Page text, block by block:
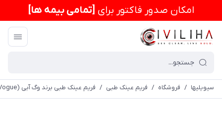
امكان صدور فاکتور برای [تمامی بیمه ها]
سیویلیها / فروشگاه / فریم عینک طبی / فریم عینک طبی برند وگ آبی (Vogue) مدل MF03-06